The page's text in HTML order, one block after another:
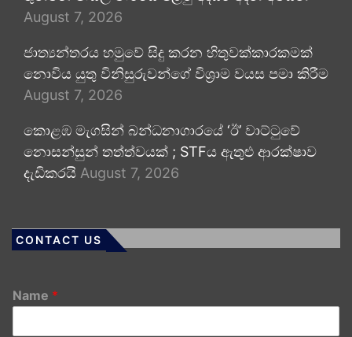
August 7, 2026
ජාත්‍යන්තරය හමුවේ සිදු කරන හිතුවක්කාරකමක්
නොවිය යුතු විනිසුරුවන්ගේ විශ්‍රාම වයස පමා කිරීම
August 7, 2026
කොළඹ මැගසින් බන්ධනාගාරයේ ‘ඊ’ වාට්ටුවේ
නොසන්සුන් තත්ත්වයක් ; STFය ඇතුළු ආරක්ෂාව
දැඩිකරයි August 7, 2026
CONTACT US
Name *